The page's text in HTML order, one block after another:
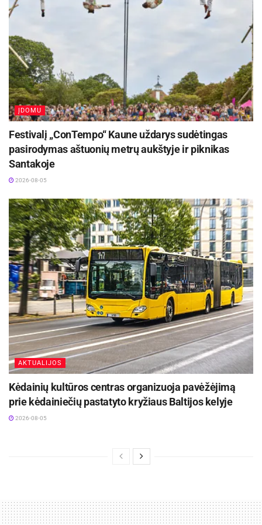
Žymos: Panevėžio miesto savivaldybė
ĮDOMU
Festivalį „ConTempo“ Kaune uždarys sudėtingas
pasirodymas aštuonių metrų aukštyje ir piknikas
Santakoje
2026-08-05
AKTUALIJOS
Kėdainių kultūros centras organizuoja pavėžėjimą
prie kėdainiečių pastatyto kryžiaus Baltijos kelyje
2026-08-05